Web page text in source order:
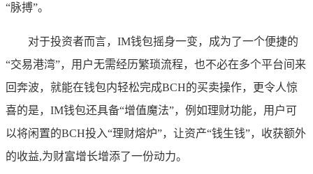
“脉搏”。
对于投资者而言，IM钱包摇身一变，成为了一个便捷的
“交易港湾”，用户无需经历繁琐流程，也不必在多个平台间来
回奔波，就能在钱包内轻松完成BCH的买卖操作，更令人惊
喜的是，IM钱包还具备“增值魔法”，例如理财功能，用户可
以将闲置的BCH投入“理财熔炉”，让资产“钱生钱”，收获额外
的收益,为财富增长增添了一份动力。